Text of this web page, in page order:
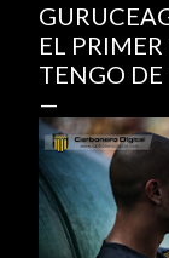
EL
TENGO